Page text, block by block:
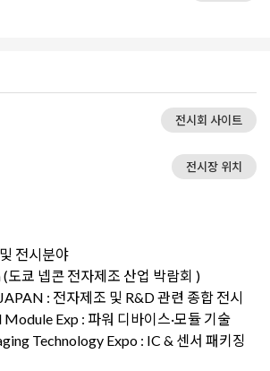
전시회 사이트
전시장 위치
전시분야
도쿄 넵콘 전자제조 산업 박람회 )
: 전자제조 및 R&D 관련 종합 전시
Exp : 파워 디바이스·모듈 기술
Technology Expo : IC & 센서 패키징